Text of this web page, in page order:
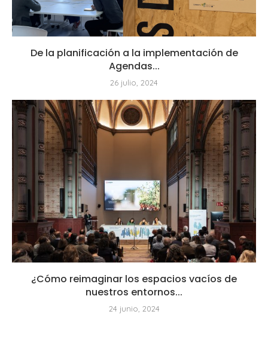
De la planificación a la implementación de
Agendas...
26 julio, 2024
¿Cómo reimaginar los espacios vacíos de
nuestros entornos...
24 junio, 2024